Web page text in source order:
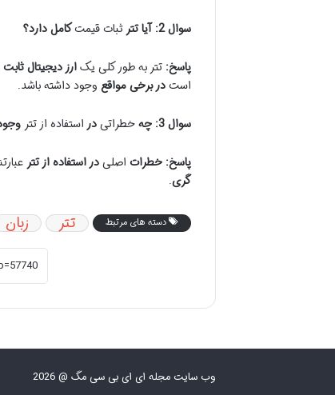
سوال 2: آیا تتر ثبات قیمتکامل دارد؟
پاسخ: تتر به طور کلی یکارز دیجیتال ثابت
استدر برخی مواقع وجود داشته باشد.
سوال 3: چه خطراتیدر استفاده از تتر
پاسخ: خطرات اصلیدر استفاده از تتر
گری.
دسته های مرتبط تتر زبان
وب سایت مجله ای ای بی سی مگ @ 2026